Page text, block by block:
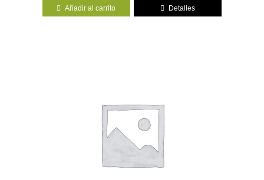
Añadir al carrito Detalles